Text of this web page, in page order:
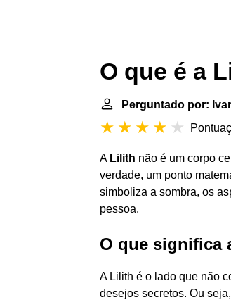
O que é a
Perguntado por:
A Lilith não é um corpo
verdade, um ponto
simboliza a sombra, os
pessoa.
O que significa
A Lilith é o lado que não
desejos secretos. Ou